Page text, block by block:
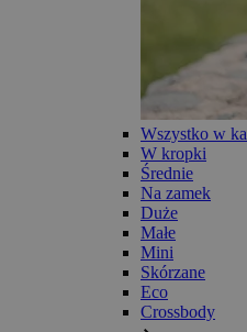
Wszystko w
W kropki
Średnie
Na zamek
Duże
Małe
Mini
Skórzane
Eco
Crossbody